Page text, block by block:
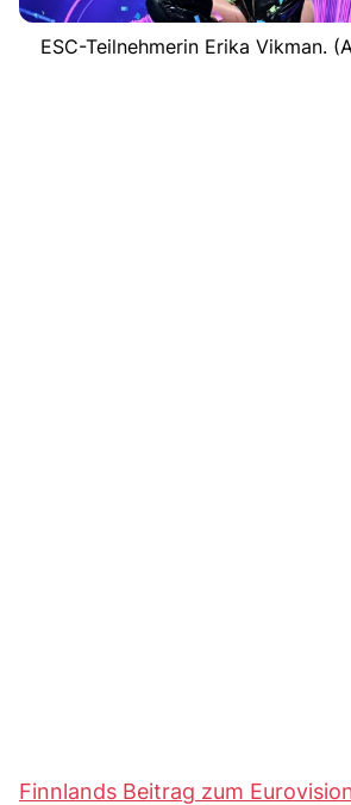
ESC-Teilnehmerin Erika Vikman.
Finnlands Beitrag zum